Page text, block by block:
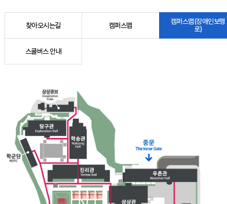
찾아오시는길 캠퍼스맵
캠퍼스맵(장애인보행
로)
스쿨버스 안내